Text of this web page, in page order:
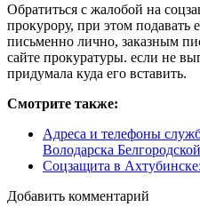
Обратиться с жалобой на
прокурору, при этом подавать
письменно лично, заказным
сайте прокуратуры. если не
придумала куда его вставить.
Смотрите также:
Адреса и телефоны
Володарска
Соцзащита в
Добавить комментарий